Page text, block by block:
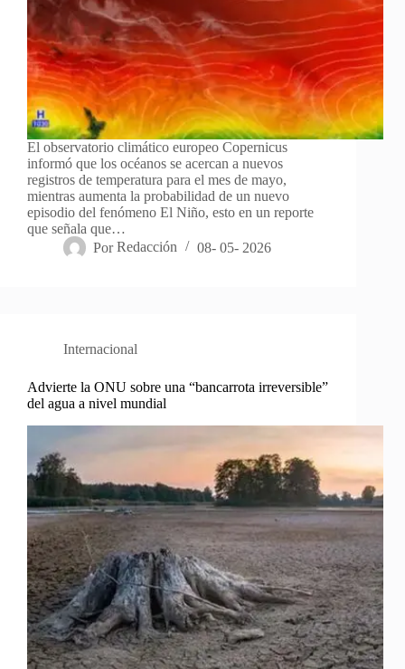
El observatorio climático europeo Copernicus
informó que los océanos se acercan a nuevos
registros de temperatura para el mes de mayo,
mientras aumenta la probabilidad de un nuevo
episodio del fenómeno El Niño, esto en un reporte
que señala que…
Por Redacción 08- 05- 2026
Internacional
Advierte la ONU sobre una “bancarrota irreversible”
del agua a nivel mundial